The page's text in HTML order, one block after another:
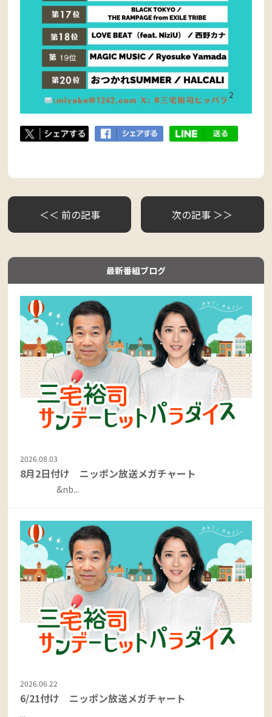
＜＜ 前の記事 次の記事 ＞＞
最新番組ブログ
2026.08.03
8月2日付け ニッポン放送メガチャート
&nb...
2026.06.22
6/21付け ニッポン放送メガチャート
...